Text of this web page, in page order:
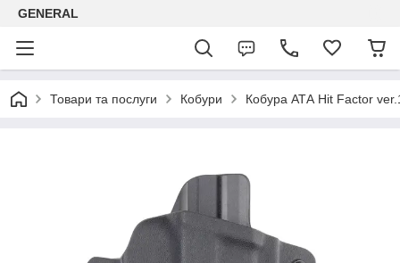
GENERAL
Товари та послуги Кобури Кобура АТА Hit Factor